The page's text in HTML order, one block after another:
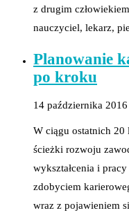
z drugim
nauczyciel, lekarz,
Planowanie
po kroku
14 października 2016
W ciągu ostatnich 20
ścieżki rozwoju
wykształcenia i
zdobyciem
wraz z pojawieniem